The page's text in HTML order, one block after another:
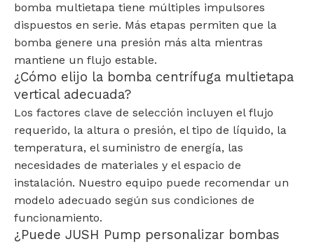
bomba multietapa tiene múltiples impulsores
dispuestos en serie. Más etapas permiten que la
bomba genere una presión más alta mientras
mantiene un flujo estable.
¿Cómo elijo la bomba centrífuga multietapa
vertical adecuada?
Los factores clave de selección incluyen el flujo
requerido, la altura o presión, el tipo de líquido, la
temperatura, el suministro de energía, las
necesidades de materiales y el espacio de
instalación. Nuestro equipo puede recomendar un
modelo adecuado según sus condiciones de
funcionamiento.
¿Puede JUSH Pump personalizar bombas